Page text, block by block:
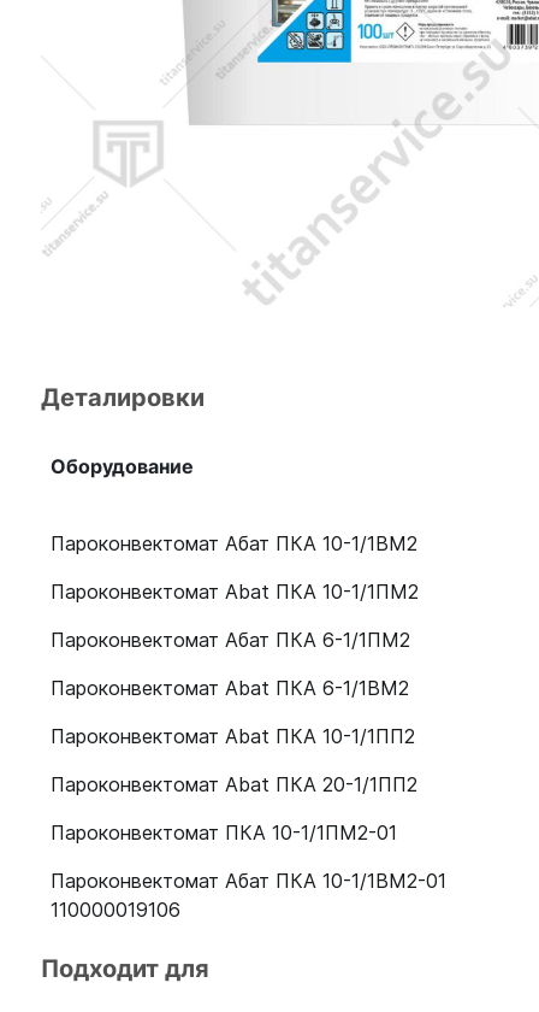
Деталировки
Оборудование
Пароконвектомат Абат ПКА 10-1/1ВМ2
Пароконвектомат Abat ПКА 10-1/1ПМ2
Пароконвектомат Абат ПКА 6-1/1ПМ2
Пароконвектомат Abat ПКА 6-1/1ВМ2
Пароконвектомат Abat ПКА 10-1/1ПП2
Пароконвектомат Abat ПКА 20-1/1ПП2
Пароконвектомат ПКА 10-1/1ПМ2-01
Пароконвектомат Абат ПКА 10-1/1ВМ2-01
110000019106
Пароконвектомат Abat ПКА 6-1/1ВМ2-01
Подходит для